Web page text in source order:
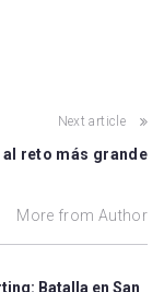
Next article
reto más grande
More from Author
Batalla en San